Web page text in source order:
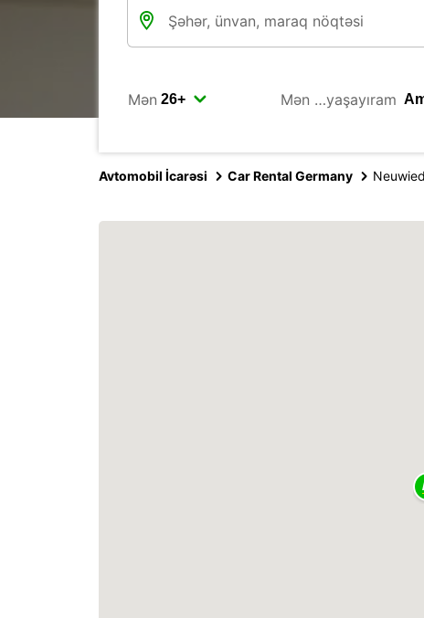
Mən Mən …yaşayıram
Avtomobil İcarəsi Car Rental Germany Neuwied